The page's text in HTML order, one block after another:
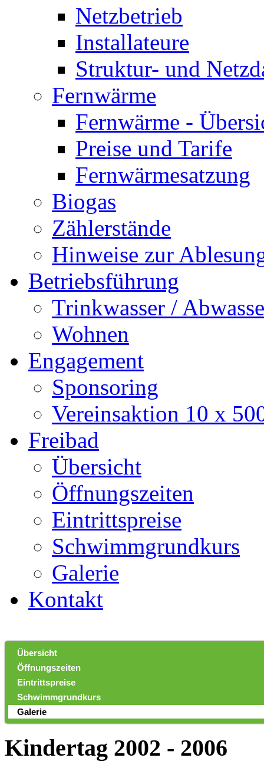
Netzbetrieb
Installateure
Struktur- und
Fernwärme
Fernwärme -
Preise und Tarife
Fernwärmesatzung
Biogas
Zählerstände
Hinweise zur
Betriebsführung
Trinkwasser /
Wohnen
Engagement
Sponsoring
Vereinsaktion 10 x
Freibad
Übersicht
Öffnungszeiten
Eintrittspreise
Schwimmgrundkurs
Galerie
Kontakt
Übersicht
Öffnungszeiten
Eintrittspreise
Schwimmgrundkurs
Galerie
Kindertag 2002 - 2006